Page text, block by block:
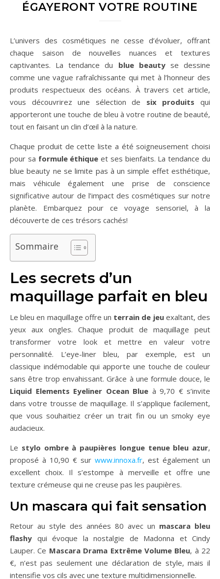
ÉGAYERONT VOTRE ROUTINE
L’univers des cosmétiques ne cesse d’évoluer, offrant
chaque saison de nouvelles nuances et textures
captivantes. La tendance du blue beautyse dessine
comme une vague rafraîchissante qui met à l’honneur des
produits respectueux des océans. À travers cet article,
vous découvrirez une sélection de six produits qui
apporteront une touche de bleu à votre routine de beauté,
tout en faisant un clin d’œil à la nature.
Chaque produit de cette liste a été soigneusement choisi
pour sa formule éthique et ses bienfaits. La tendance du
blue beauty ne se limite pas à un simple effet esthétique,
mais véhicule également une prise de conscience
significative autour de l’impact des cosmétiques sur notre
planète. Embarquez pour ce voyage sensoriel, à la
découverte de ces trésors cachés!
Sommaire
Les secrets d’un
maquillage parfait en bleu
Le bleu en maquillage offre un terrain de jeuexaltant, des
yeux aux ongles. Chaque produit de maquillage peut
transformer votre look et mettre en valeur votre
personnalité. L’eye-liner bleu, par exemple, est un
classique indémodable qui apporte une touche de couleur
sans être trop envahissant. Grâce à une formule douce, le
Liquid Elements Eyeliner Ocean Blue à 9,70 € s’invite
dans votre trousse de maquillage. Il s’applique facilement,
que vous souhaitiez créer un trait fin ou un smoky eye
audacieux.
Le stylo ombre à paupières longue tenue bleu azur,
proposé à 10,90 € sur www.innoxa.fr, est également un
excellent choix. Il s’estompe à merveille et offre une
texture crémeuse qui ne creuse pas les paupières.
Un mascara qui fait sensation
Retour au style des années 80 avec un mascara bleu
flashy qui évoque la nostalgie de Madonna et Cindy
Lauper. Ce Mascara Drama Extrême Volume Bleu, à 22
€, n’est pas seulement une déclaration de style, mais il
intensifie vos cils avec une texture multidimensionnelle.